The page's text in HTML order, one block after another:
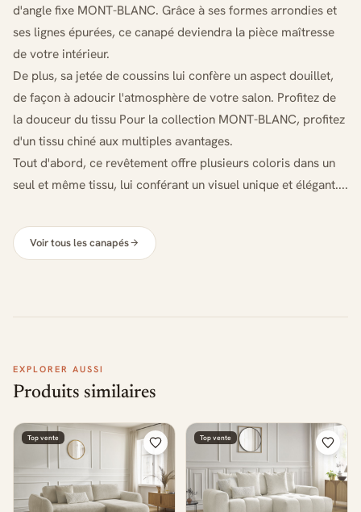
d'angle fixe MONT-BLANC. Grâce à ses formes arrondies et
ses lignes épurées, ce canapé deviendra la pièce maîtresse
de votre intérieur.
De plus, sa jetée de coussins lui confère un aspect douillet,
de façon à adoucir l'atmosphère de votre salon. Profitez de
la douceur du tissu Pour la collection MONT-BLANC, profitez
d'un tissu chiné aux multiples avantages.
Tout d'abord, ce revêtement offre plusieurs coloris dans un
seul et même tissu, lui conférant un visuel unique et élégant....
Voir tous les canapés
EXPLORER AUSSI
Produits similaires
Top vente Top vente